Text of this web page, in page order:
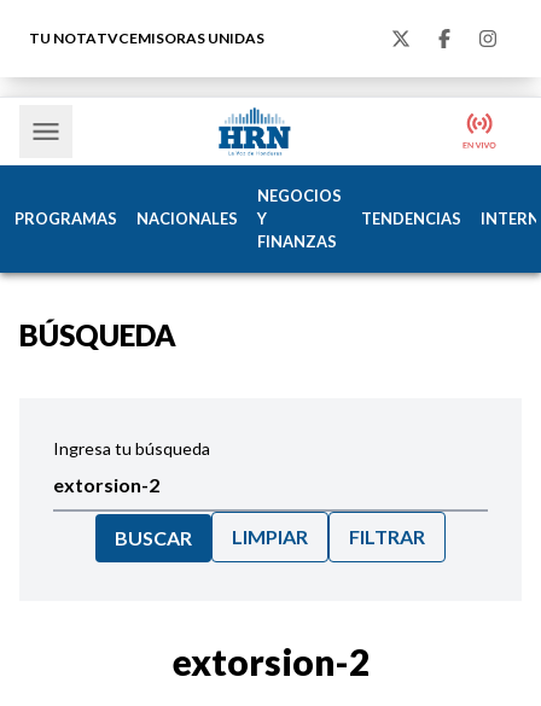
TU NOTATVCEMISORAS UNIDAS
PROGRAMAS NACIONALES
NEGOCIOS
Y
FINANZAS
TENDENCIAS
BÚSQUEDA
Ingresa tu búsqueda
BUSCAR LIMPIAR FILTRAR
extorsion-2